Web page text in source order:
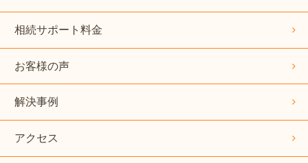
相続サポート料金
お客様の声
解決事例
アクセス